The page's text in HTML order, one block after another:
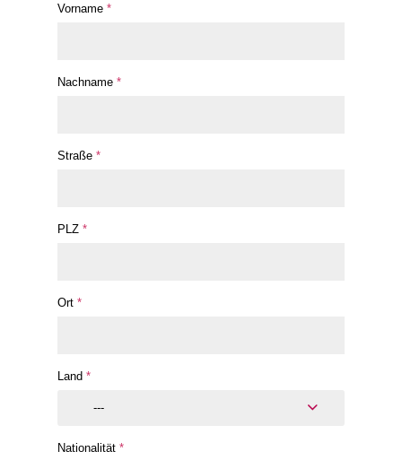
Vorname *
Nachname *
Straße *
PLZ *
Ort *
Land *
---
Nationalität *